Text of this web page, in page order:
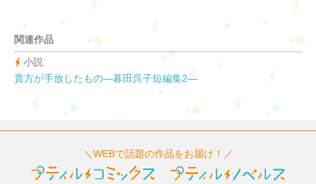
関連作品
小説
貴方が手放したもの―暮田呉子短編集2―
＼WEBで話題の作品をお届け！／